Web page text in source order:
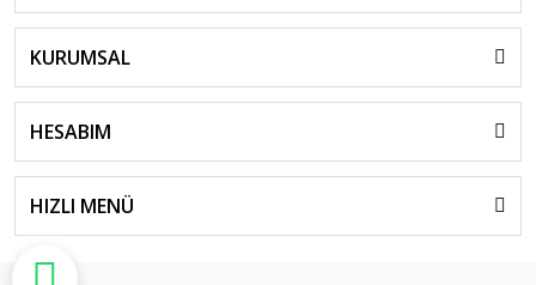
KURUMSAL
HESABIM
HIZLI MENÜ